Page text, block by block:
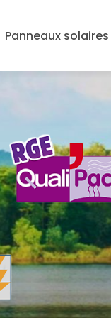
Panneaux solaires